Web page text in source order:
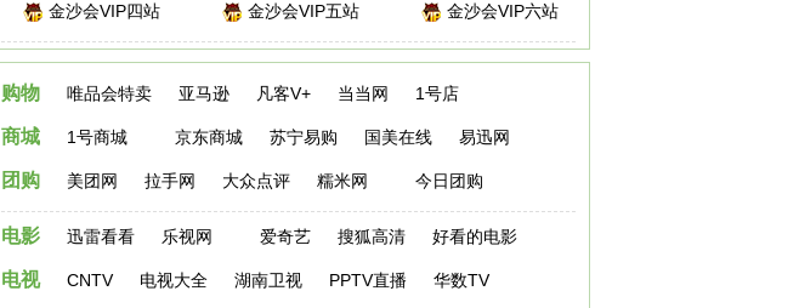
金沙会VIP四站 金沙会VIP五站 金沙会VIP六站
购物 唯品会特卖 亚马逊 凡客V+ 当当网 1号店
商城 1号商城 京东商城 苏宁易购 国美在线 易迅网
团购 美团网 拉手网 大众点评 糯米网 今日团购
电影 迅雷看看 乐视网 爱奇艺 搜狐高清 好看的电影
电视 CNTV 电视大全 湖南卫视 PPTV直播 华数TV